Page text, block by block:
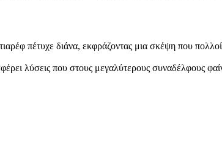
πέτυχε διάνα, εκφράζοντας μια σκέψη που πολλοί
λύσεις που στους μεγαλύτερους συναδέλφους